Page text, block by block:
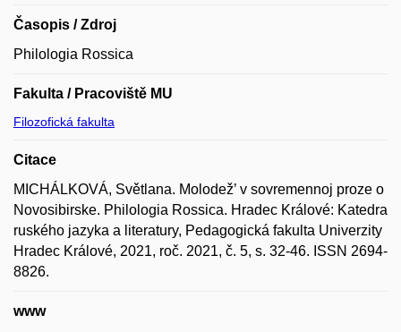
Časopis / Zdroj
Philologia Rossica
Fakulta / Pracoviště MU
Filozofická fakulta
Citace
MICHÁLKOVÁ, Světlana. Molodež’ v sovremennoj proze o
Novosibirske. Philologia Rossica. Hradec Králové: Katedra
ruského jazyka a literatury, Pedagogická fakulta Univerzity
Hradec Králové, 2021, roč. 2021, č. 5, s. 32-46. ISSN 2694-
8826.
www